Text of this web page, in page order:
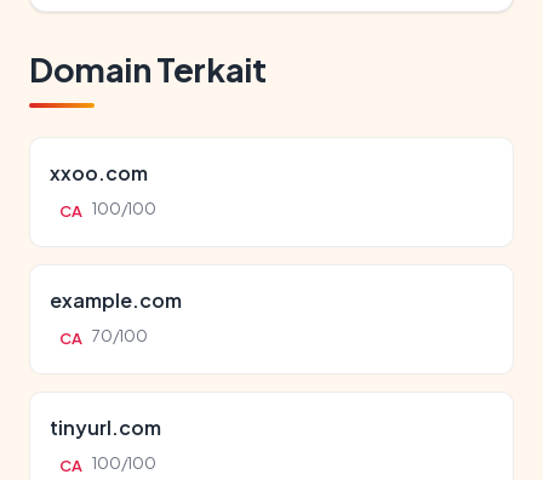
Domain Terkait
xxoo.com
CA 100/100
example.com
CA 70/100
tinyurl.com
CA 100/100